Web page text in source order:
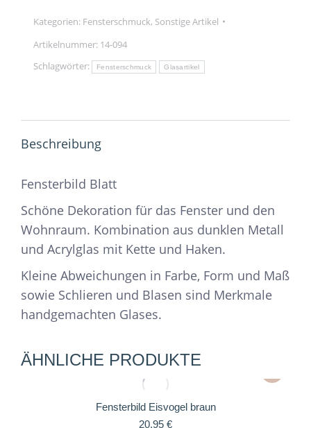
Kategorien: Fensterschmuck, Sonstige Artikel
Artikelnummer: 14-094
Schlagwörter:
Fensterschmuck Glasartikel
Beschreibung
Fensterbild Blatt
Schöne Dekoration für das Fenster und den
Wohnraum. Kombination aus dunklen Metall
und Acrylglas mit Kette und Haken.
Kleine Abweichungen in Farbe, Form und Maß
sowie Schlieren und Blasen sind Merkmale
handgemachten Glases.
ÄHNLICHE PRODUKTE
Fensterbild Eisvogel braun
20,95 €